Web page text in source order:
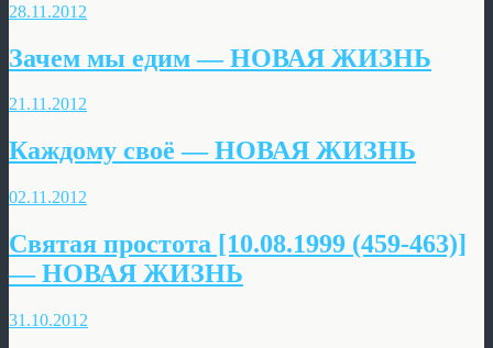
28.11.2012
Зачем мы едим — НОВАЯ ЖИЗНЬ
21.11.2012
Каждому своё — НОВАЯ ЖИЗНЬ
02.11.2012
Святая простота [10.08.1999 (459-463)]
— НОВАЯ ЖИЗНЬ
31.10.2012